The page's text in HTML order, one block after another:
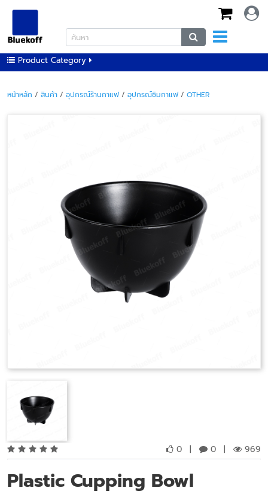
Product Category
หน้าหลัก / สินค้า / อุปกรณ์ร้านกาแฟ/ อุปกรณ์ชิมกาแฟ/ OTHER
0 | 0 | 969
Plastic Cupping Bowl